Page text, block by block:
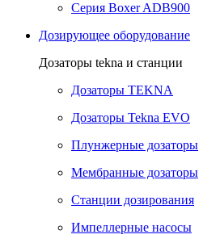
Серия Boxer ADB900
Дозирующее оборудование
Дозаторы tekna и станции
Дозаторы TEKNA
Дозаторы Tekna EVO
Плунжерные дозаторы
Мембранные дозаторы
Станции дозирования
Импеллерные насосы